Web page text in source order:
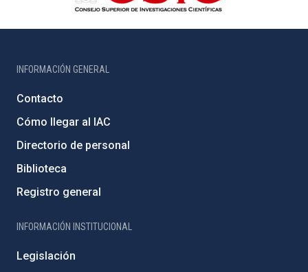
INFORMACIÓN GENERAL
Contacto
Cómo llegar al IAC
Directorio de personal
Biblioteca
Registro general
INFORMACIÓN INSTITUCIONAL
Legislación